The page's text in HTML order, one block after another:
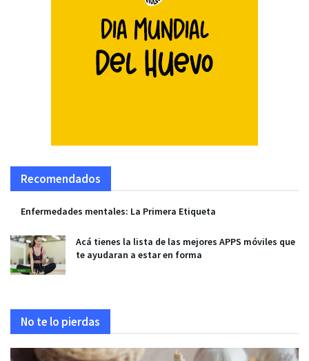
Recomendados
Enfermedades mentales: La Primera Etiqueta
Acá tienes la lista de las mejores APPS móviles que
te ayudaran a estar en forma
No te lo pierdas